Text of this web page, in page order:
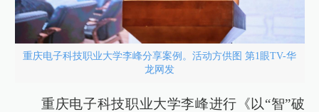
重庆电子科技职业大学李峰分享案例。活动方供图 第1眼TV-华
龙网发
重庆电子科技职业大学李峰进行《以“智”破